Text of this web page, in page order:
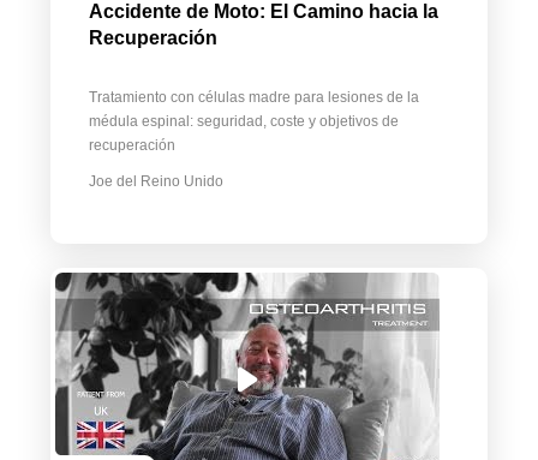
Accidente de Moto: El Camino hacia la
Recuperación
Tratamiento con células madre para lesiones de la
médula espinal: seguridad, coste y objetivos de
recuperación
Joe del Reino Unido